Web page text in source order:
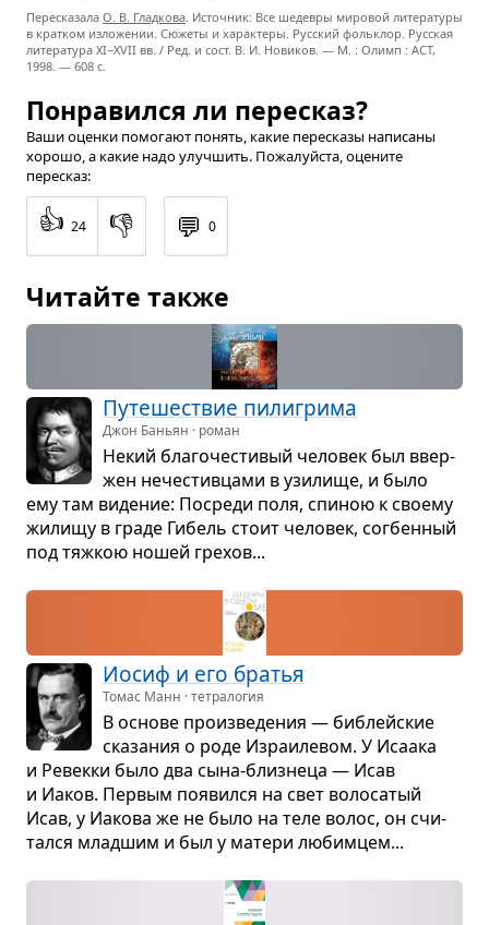
Пересказала О. В. Гладкова . Источник: Все шедевры мировой литературы
в кратком изложении. Сюжеты и характеры. Русский фольклор. Русская
литература XI−XVII вв. / Ред. и сост. В. И. Новиков. — М. : Олимп : ACT,
1998. — 608 с.
Понравился ли пересказ?
Ваши оценки помогают понять, какие пересказы написаны
хорошо, а какие надо улучшить. Пожалуйста, оцените
пересказ:
👍 24 👎 💬 0
Читайте также
Путе­ше­ствие пили­грима
Джон Баньян · роман
Некий бла­го­че­сти­вый чело­век был ввер­
жен нече­стив­цами в узи­лище, и было
ему там виде­ние: Посреди поля, спи­ною к сво­ему
жилищу в граде Гибель стоит чело­век, сог­бен­ный
под тяж­кою ношей гре­хов...
Иосиф и его бра­тья
Томас Манн · тетралогия
В основе про­из­ве­де­ния — биб­лейские
ска­за­ния о роде Изра­и­ле­вом. У Иса­ака
и Ревекки было два сына-близ­неца — Исав
и Иаков. Пер­вым появился на свет воло­са­тый
Исав, у Иакова же не было на теле волос, он счи­
тался млад­шим и был у матери любим­цем...